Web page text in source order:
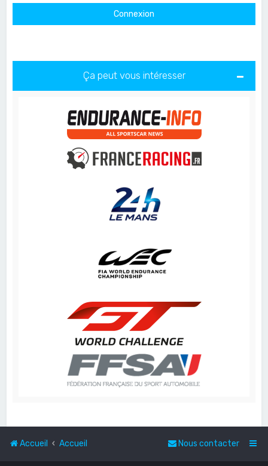
Ça peut vous intéresser
Accueil Accueil Nous contacter